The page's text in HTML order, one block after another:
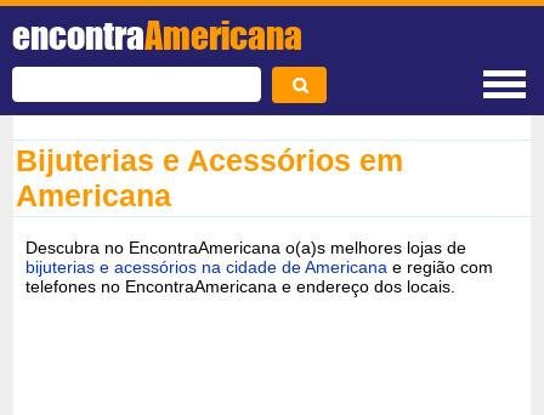
encontraAmericana
Bijuterias e Acessórios em
Americana
Descubra no EncontraAmericana o(a)s melhores lojas de
bijuterias e acessórios na cidade de Americana e região com
telefones no EncontraAmericana e endereço dos locais.